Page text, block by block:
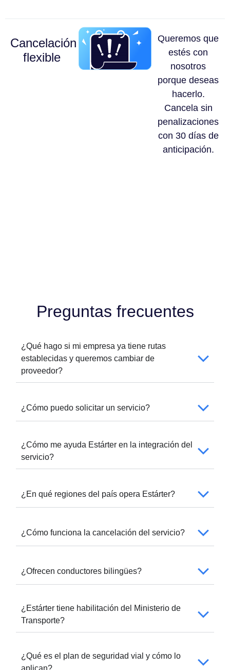
Cancelación
flexible
Queremos que
estés con
nosotros
porque deseas
hacerlo.
Cancela sin
penalizaciones
con 30 días de
anticipación.
Preguntas frecuentes
¿Qué hago si mi empresa ya tiene rutas
establecidas y queremos cambiar de
proveedor?
¿Cómo puedo solicitar un servicio?
¿Cómo me ayuda Estárter en la integración del
servicio?
¿En qué regiones del país opera Estárter?
¿Cómo funciona la cancelación del servicio?
¿Ofrecen conductores bilingües?
¿Estárter tiene habilitación del Ministerio de
Transporte?
¿Qué es el plan de seguridad vial y cómo lo
aplican?